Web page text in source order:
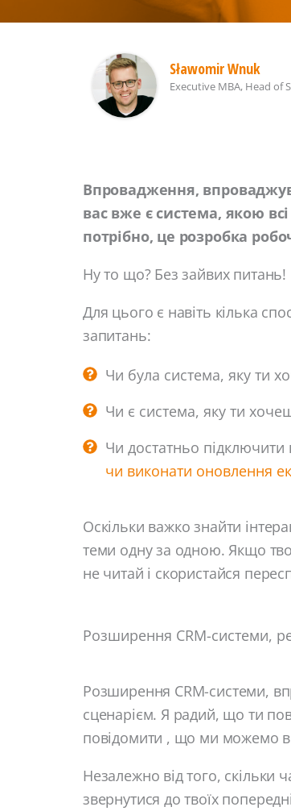
Sławomir Wnuk
Executive MBA, Head of
Впровадження,
вас вже є система, якою
потрібно, це розробка
Ну то що? Без зайвих питань!
Для цього є навіть кілька
запитань:
Чи була система, яку ти
Чи є система, яку ти
Чи достатньо
чи виконати оновлення
Оскільки важко знайти
теми одну за одною. Якщо
не читай і скористайся
Розширення CRM-системи,
Розширення CRM-системи,
сценарієм. Я радий, що ти
повідомити , що ми можемо
Незалежно від того, скільки
звернутися до твоїх